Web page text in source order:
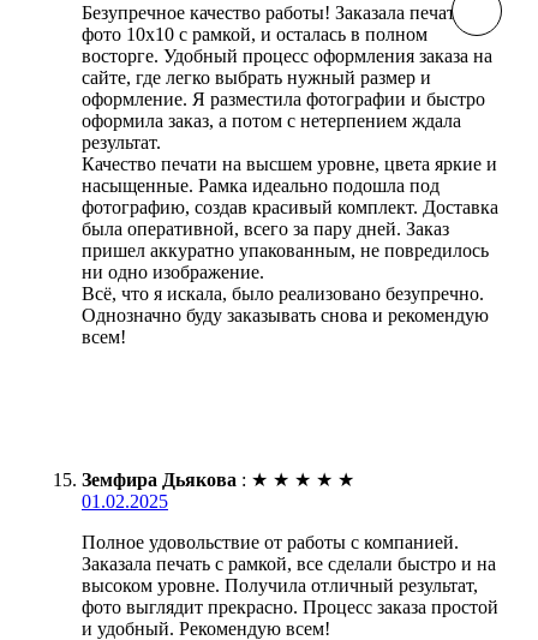
Безупречное качество работы! Заказала печать
фото 10х10 с рамкой, и осталась в полном
восторге. Удобный процесс оформления заказа на
сайте, где легко выбрать нужный размер и
оформление. Я разместила фотографии и быстро
оформила заказ, а потом с нетерпением ждала
результат.
Качество печати на высшем уровне, цвета яркие и
насыщенные. Рамка идеально подошла под
фотографию, создав красивый комплект. Доставка
была оперативной, всего за пару дней. Заказ
пришел аккуратно упакованным, не повредилось
ни одно изображение.
Всё, что я искала, было реализовано безупречно.
Однозначно буду заказывать снова и рекомендую
всем!
Земфира Дьякова : ★ ★ ★ ★ ★
01.02.2025
Полное удовольствие от работы с компанией.
Заказала печать с рамкой, все сделали быстро и на
высоком уровне. Получила отличный результат,
фото выглядит прекрасно. Процесс заказа простой
и удобный. Рекомендую всем!